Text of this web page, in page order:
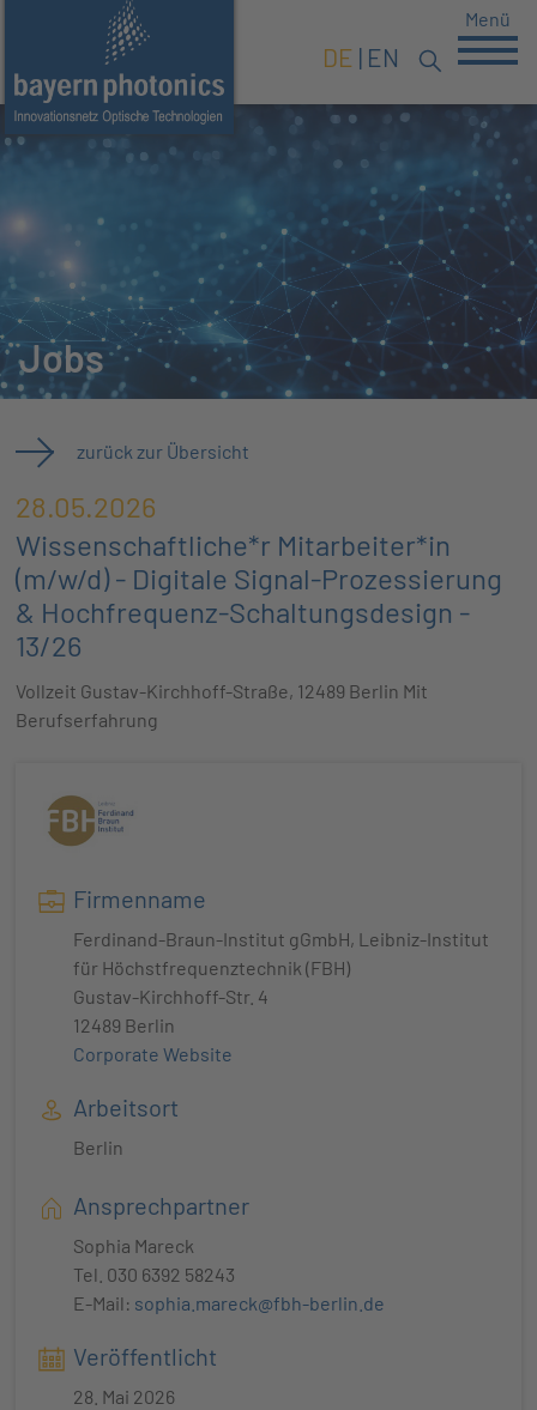
DE EN
Menü
Jobs
zurück zur Übersicht
28.05.2026
Wissenschaftliche*r Mitarbeiter*in
(m/w/d) - Digitale Signal-Prozessierung
& Hochfrequenz-Schaltungsdesign -
13/26
Vollzeit Gustav-Kirchhoff-Straße, 12489 Berlin Mit
Berufserfahrung
Firmenname
Ferdinand-Braun-Institut gGmbH, Leibniz-Institut
für Höchstfrequenztechnik (FBH)
Gustav-Kirchhoff-Str. 4
12489 Berlin
Corporate Website
Arbeitsort
Berlin
Ansprechpartner
Sophia Mareck
Tel. 030 6392 58243
E-Mail: sophia.mareck@fbh-berlin.de
Veröffentlicht
28. Mai 2026